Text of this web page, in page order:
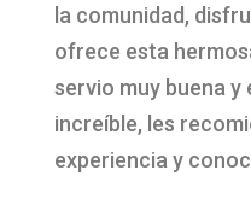
la comunidad,
ofrece esta
servio muy buena
increíble, les
experiencia y